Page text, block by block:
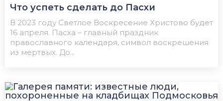
Что успеть сделать до Пасхи
В 2023 году Светлое Воскресение Христово будет
16 апреля. Пасха – главный праздник
православного календаря, символ воскрешения
из мертвых. До...